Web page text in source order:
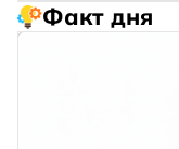
Факт дня